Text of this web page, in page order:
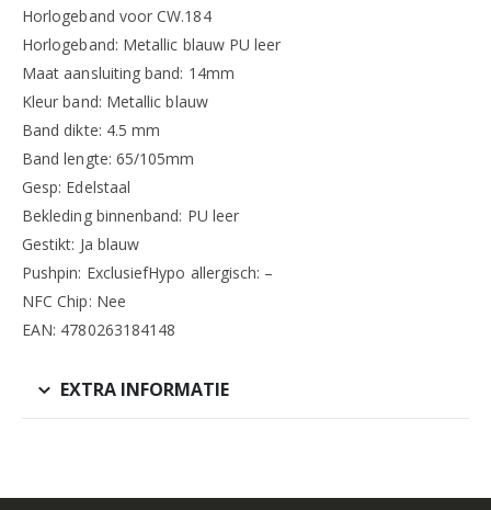
Horlogeband voor CW.184
Horlogeband: Metallic blauw PU leer
Maat aansluiting band: 14mm
Kleur band: Metallic blauw
Band dikte: 4.5 mm
Band lengte: 65/105mm
Gesp: Edelstaal
Bekleding binnenband: PU leer
Gestikt: Ja blauw
Pushpin: ExclusiefHypo allergisch: –
NFC Chip: Nee
EAN: 4780263184148
EXTRA INFORMATIE